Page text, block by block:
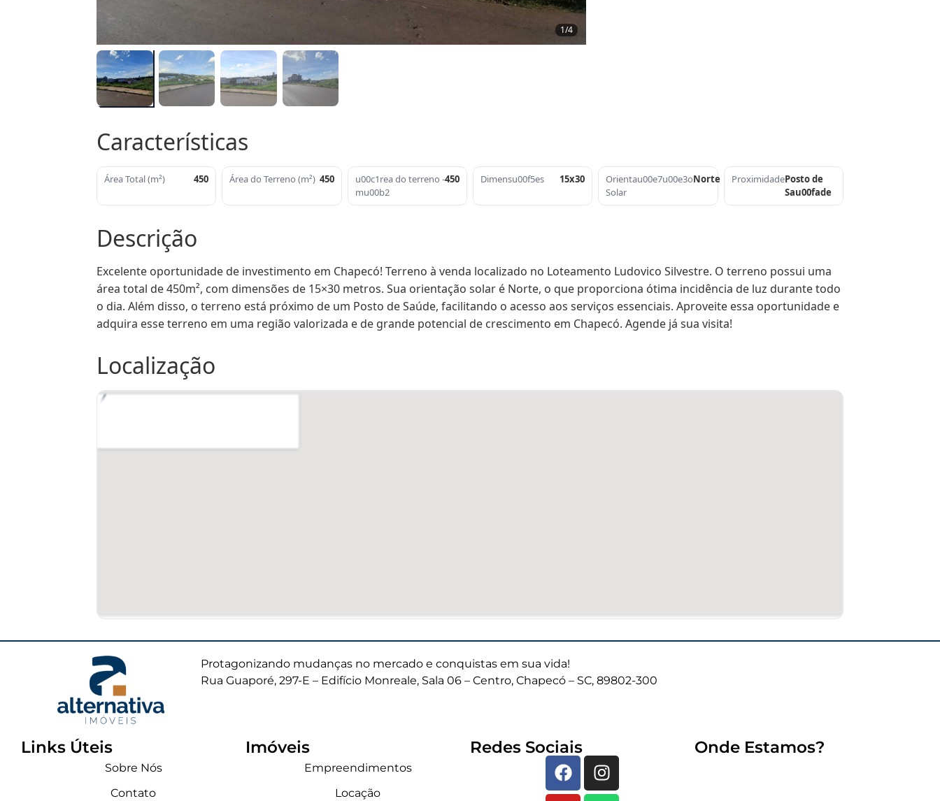
1/4
Características
Área Total (m²) 450 Área do Terreno (m²) 450
u00c1rea do terreno -
mu00b2
450 Dimensu00f5es 15x30
Orientau00e7u00e3o
Solar
Norte ProximidadePosto de
Sau00fade
Descrição
Excelente oportunidade de investimento em Chapecó! Terreno à venda localizado no Loteamento Ludovico Silvestre. O terreno possui uma
área total de 450m², com dimensões de 15×30 metros. Sua orientação solar é Norte, o que proporciona ótima incidência de luz durante todo
o dia. Além disso, o terreno está próximo de um Posto de Saúde, facilitando o acesso aos serviços essenciais. Aproveite essa oportunidade e
adquira esse terreno em uma região valorizada e de grande potencial de crescimento em Chapecó. Agende já sua visita!
Localização
Protagonizando mudanças no mercado e conquistas em sua vida!
Rua Guaporé, 297-E – Edifício Monreale, Sala 06 – Centro, Chapecó – SC, 89802-300
Links Úteis
Sobre Nós
Contato
Imóveis
Empreendimentos
Locação
Redes Sociais Onde Estamos?